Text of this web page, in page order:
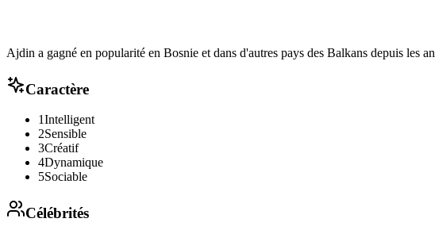
Ajdin a gagné en popularité en Bosnie et dans d'autres pays des Balkans depuis les
Caractère
1Intelligent
2Sensible
3Créatif
4Dynamique
5Sociable
Célébrités